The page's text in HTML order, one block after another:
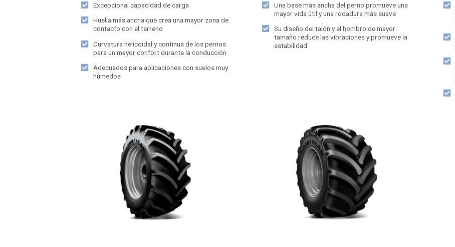
Excepcional capacidad de carga
Huella más ancha que crea una mayor zona de
contacto con el terreno
Curvatura helicoidal y continua de los pernos
para un mayor confort durante la conducción
Adecuados para aplicaciones con suelos muy
húmedos
Una base más ancha del perno promueve una
mayor vida útil y una rodadura más suave
Su diseño del talón y el hombro de mayor
tamaño reduce las vibraciones y promueve la
estabilidad